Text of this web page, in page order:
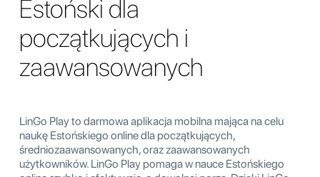
Estoński dla
początkujących i
zaawansowanych
LinGo Play to darmowa aplikacja mobilna mająca na celu
naukę Estońskiego online dla początkujących,
średniozaawansowanych, oraz zaawansowanych
użytkowników. LinGo Play pomaga w nauce Estońskiego